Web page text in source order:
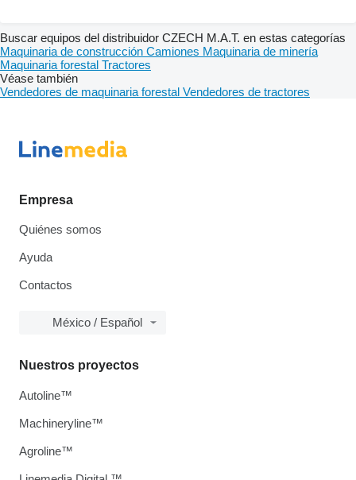
Buscar equipos del distribuidor CZECH M.A.T. en estas categorías
Maquinaria de construcción Camiones Maquinaria de minería
Maquinaria forestal Tractores
Véase también
Vendedores de maquinaria forestal Vendedores de tractores
Empresa
Quiénes somos
Ayuda
Contactos
México / Español
Nuestros proyectos
Autoline™
Machineryline™
Agroline™